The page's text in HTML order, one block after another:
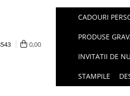
0,00
CADOURI
PRODUSE
INVITATII DE
STAMPILE